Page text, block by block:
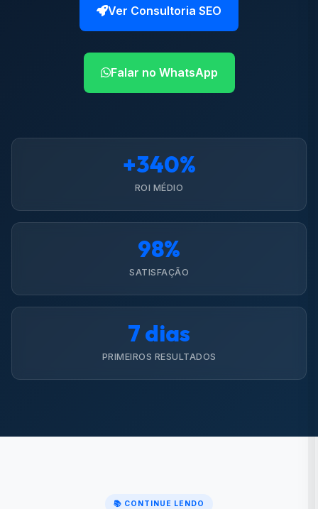
Ver Consultoria SEO
Falar no WhatsApp
+340%
ROI MÉDIO
98%
SATISFAÇÃO
7 dias
PRIMEIROS RESULTADOS
📚 CONTINUE LENDO